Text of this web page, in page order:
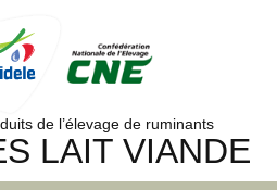
de l’élevage de ruminants
LAIT VIANDE